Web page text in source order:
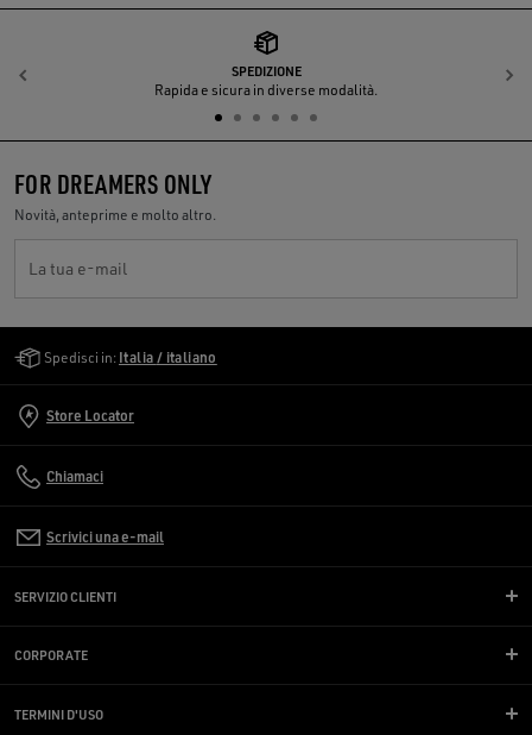
SPEDIZIONE
Rapida e sicura in diverse modalità.
Indietro
FOR DREAMERS ONLY
Novità, anteprime e molto altro.
La tua e-mail
Spedisci in: Italia / italiano
Store Locator
Chiamaci
Scrivici una e-mail
SERVIZIO CLIENTI
CORPORATE
TERMINI D'USO